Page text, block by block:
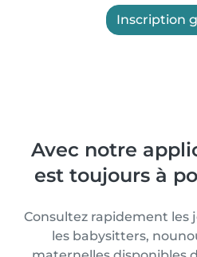
Inscription
Avec notre
est toujours à
Consultez rapidement les
les babysitters,